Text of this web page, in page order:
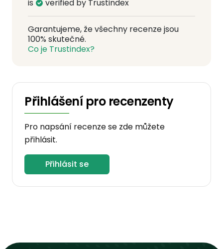
is verified by Trustindex
Garantujeme, že všechny recenze jsou
100% skutečné.
Co je Trustindex?
Přihlášení pro recenzenty
Pro napsání recenze se zde můžete
přihlásit.
Přihlásit se